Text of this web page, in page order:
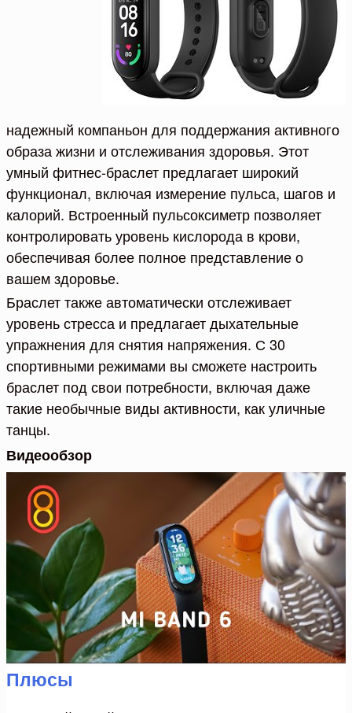
надежный компаньон для поддержания активного
образа жизни и отслеживания здоровья. Этот
умный фитнес-браслет предлагает широкий
функционал, включая измерение пульса, шагов и
калорий. Встроенный пульсоксиметр позволяет
контролировать уровень кислорода в крови,
обеспечивая более полное представление о
вашем здоровье.
Браслет также автоматически отслеживает
уровень стресса и предлагает дыхательные
упражнения для снятия напряжения. С 30
спортивными режимами вы сможете настроить
браслет под свои потребности, включая даже
такие необычные виды активности, как уличные
танцы.
Видеообзор
Плюсы